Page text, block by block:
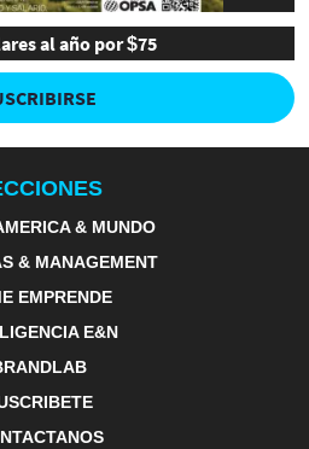
al año por $75
& MUNDO
& MANAGEMENT
EMPRENDE
E&N